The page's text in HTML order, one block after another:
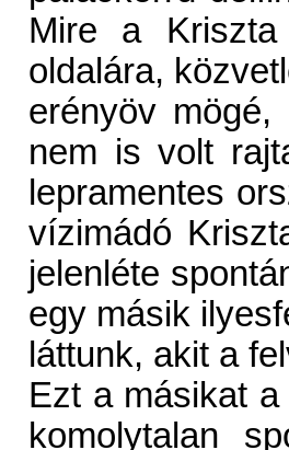
Mire a
oldalára,
erényöv
nem is volt
lepramentes
vízimádó
jelenléte
egy másik
láttunk, akit a
Ezt a másikat
komolytalan